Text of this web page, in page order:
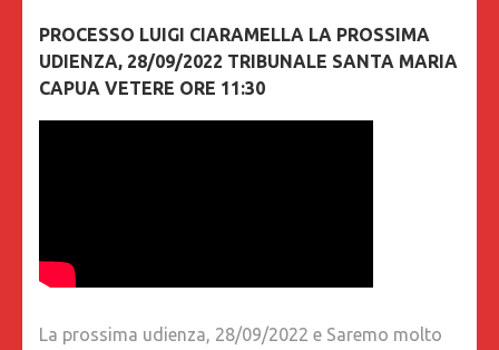
PROCESSO LUIGI CIARAMELLA LA PROSSIMA
UDIENZA, 28/09/2022 TRIBUNALE SANTA MARIA
CAPUA VETERE ORE 11:30
La prossima udienza, 28/09/2022 e Saremo molto